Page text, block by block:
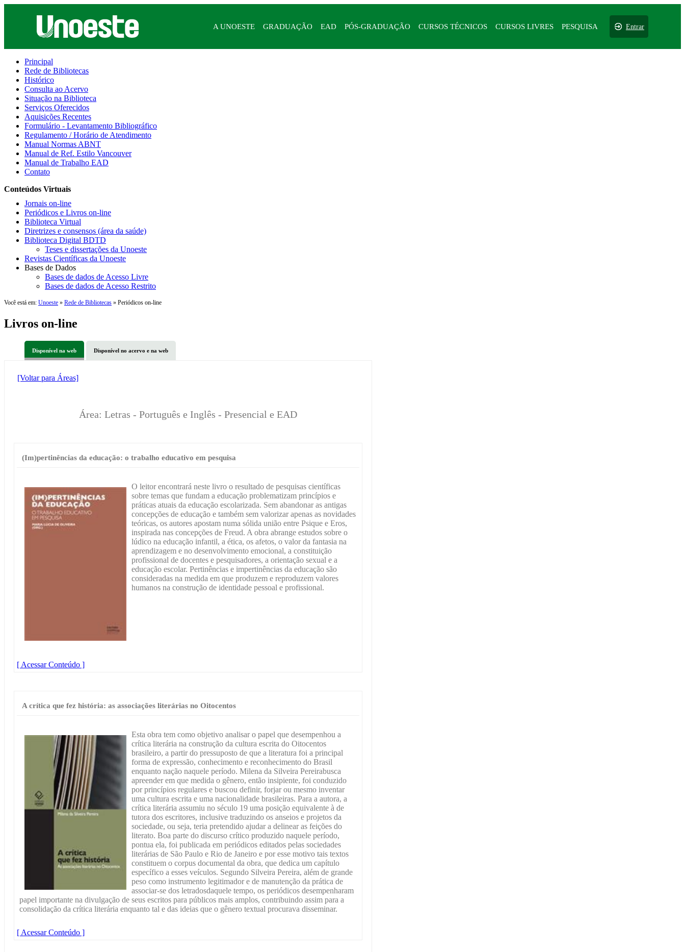
A UNOESTE GRADUAÇÃO EAD PÓS-GRADUAÇÃO CURSOS TÉCNICOS CURSOS LIVRES PESQUISA Entrar
Principal
Rede de Bibliotecas
Histórico
Consulta ao Acervo
Situação na Biblioteca
Serviços Oferecidos
Aquisições Recentes
Formulário - Levantamento Bibliográfico
Regulamento / Horário de Atendimento
Manual Normas ABNT
Manual de Ref. Estilo Vancouver
Manual de Trabalho EAD
Contato
Conteúdos Virtuais
Jornais on-line
Periódicos e Livros on-line
Biblioteca Virtual
Diretrizes e consensos (área da saúde)
Biblioteca Digital BDTD
Teses e dissertações da Unoeste
Revistas Científicas da Unoeste
Bases de Dados
Bases de dados de Acesso Livre
Bases de dados de Acesso Restrito
Você está em: Unoeste » Rede de Bibliotecas » Periódicos on-line
Livros on-line
Disponível na web Disponível no acervo e na web
[Voltar para Áreas]
Área: Letras - Português e Inglês - Presencial e EAD
(Im)pertinências da educação: o trabalho educativo em pesquisa
O leitor encontrará neste livro o resultado de pesquisas científicas
sobre temas que fundam a educação problematizam princípios e
práticas atuais da educação escolarizada. Sem abandonar as antigas
concepções de educação e também sem valorizar apenas as novidades
teóricas, os autores apostam numa sólida união entre Psique e Eros,
inspirada nas concepções de Freud. A obra abrange estudos sobre o
lúdico na educação infantil, a ética, os afetos, o valor da fantasia na
aprendizagem e no desenvolvimento emocional, a constituição
profissional de docentes e pesquisadores, a orientação sexual e a
educação escolar. Pertinências e impertinências da educação são
consideradas na medida em que produzem e reproduzem valores
humanos na construção de identidade pessoal e profissional.
[ Acessar Conteúdo ]
A crítica que fez história: as associações literárias no Oitocentos
Esta obra tem como objetivo analisar o papel que desempenhou a
crítica literária na construção da cultura escrita do Oitocentos
brasileiro, a partir do pressuposto de que a literatura foi a principal
forma de expressão, conhecimento e reconhecimento do Brasil
enquanto nação naquele período. Milena da Silveira Pereirabusca
apreender em que medida o gênero, então insipiente, foi conduzido
por princípios regulares e buscou definir, forjar ou mesmo inventar
uma cultura escrita e uma nacionalidade brasileiras. Para a autora, a
crítica literária assumiu no século 19 uma posição equivalente à de
tutora dos escritores, inclusive traduzindo os anseios e projetos da
sociedade, ou seja, teria pretendido ajudar a delinear as feições do
literato. Boa parte do discurso crítico produzido naquele período,
pontua ela, foi publicada em periódicos editados pelas sociedades
literárias de São Paulo e Rio de Janeiro e por esse motivo tais textos
constituem o corpus documental da obra, que dedica um capítulo
específico a esses veículos. Segundo Silveira Pereira, além de grande
peso como instrumento legitimador e de manutenção da prática de
associar-se dos letradosdaquele tempo, os periódicos desempenharam
papel importante na divulgação de seus escritos para públicos mais amplos, contribuindo assim para a
consolidação da crítica literária enquanto tal e das ideias que o gênero textual procurava disseminar.
[ Acessar Conteúdo ]